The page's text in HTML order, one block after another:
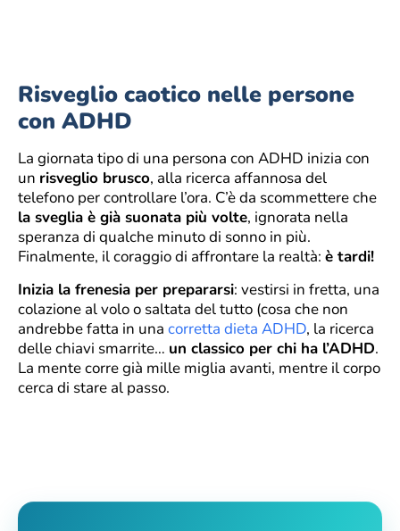
Risveglio caotico nelle persone
con ADHD
La giornata tipo di una persona con ADHD inizia con
un risveglio brusco, alla ricerca affannosa del
telefono per controllare l’ora. C’è da scommettere che
la sveglia è già suonata più volte, ignorata nella
speranza di qualche minuto di sonno in più.
Finalmente, il coraggio di affrontare la realtà: è tardi!
Inizia la frenesia per prepararsi: vestirsi in fretta, una
colazione al volo o saltata del tutto (cosa che non
andrebbe fatta in una corretta dieta ADHD, la ricerca
delle chiavi smarrite… un classico per chi ha l’ADHD.
La mente corre già mille miglia avanti, mentre il corpo
cerca di stare al passo.